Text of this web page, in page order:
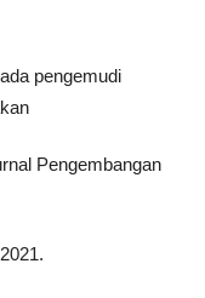
pengemudi
Pengembangan